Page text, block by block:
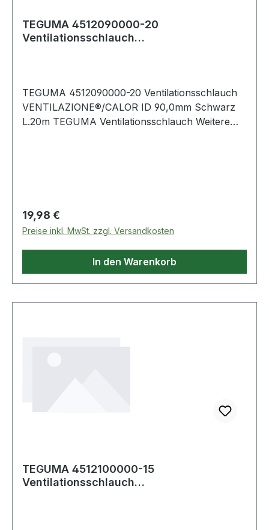
TEGUMA 4512090000-20
Ventilationsschlauch
TEGUMA 4512090000-20 Ventilationsschlauch
VENTILAZIONE®/CALOR ID 90,0mm Schwarz
L.20m TEGUMA Ventilationsschlauch Weitere
Regulärer Preis:
19,98 €
Preise inkl. MwSt. zzgl. Versandkosten
In den Warenkorb
TEGUMA 4512100000-15
Ventilationsschlauch